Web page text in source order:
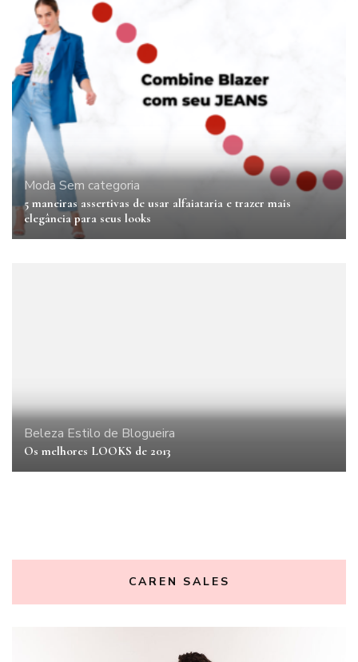
Moda Sem categoria
5 maneiras assertivas de usar alfaiataria e trazer mais
elegância para seus looks
Beleza Estilo de Blogueira
Os melhores LOOKS de 2013
CAREN SALES